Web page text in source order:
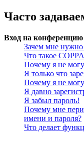
Часто
Вход на конференцию
Зачем мне нужно
Что такое
Почему я не могу
Я только что
Почему я не
Я давно
Я забыл пароль!
Почему мне
имени и пароля?
Что делает